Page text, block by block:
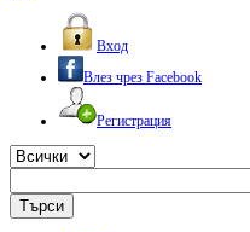
Вход
Влез чрез Facebook
Регистрация